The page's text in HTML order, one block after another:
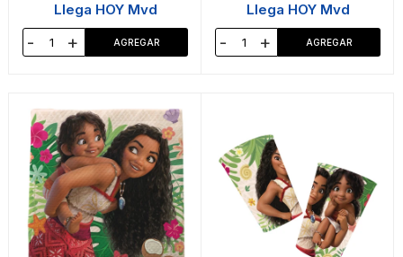
Llega HOY Mvd
- +
Llega HOY Mvd
- +